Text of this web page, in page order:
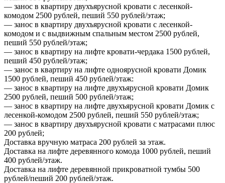
— занос в квартиру двухъярусной кровати с лесенкой-
комодом 2500 рублей, пеший 550 рублей/этаж;
— занос в квартиру двухъярусной кровати с лесенкой-
комодом и с выдвижным спальным местом 2500 рублей,
пеший 550 рублей/этаж;
— занос в квартиру на лифте кровати-чердака 1500 рублей,
пеший 450 рублей/этаж;
— занос в квартиру на лифте одноярусной кровати Домик
1500 рублей, пеший 450 рублей/этаж:
— занос в квартиру на лифте двухъярусной кровати Домик
2500 рублей, пеший 500 рублей/этаж;
— занос в квартиру на лифте двухъярусной кровати Домик с
лесенкой-комодом 2500 рублей, пеший 550 рублей/этаж;
— занос в квартиру двухъярусной кровати с матрасами плюс
200 рублей;
Доставка вручную матраса 200 рублей за этаж.
Доставка на лифте деревянного комода 1000 рублей, пеший
400 рублей/этаж.
Доставка на лифте деревянной прикроватной тумбы 500
рублей/пеший 200 рублей/этаж.